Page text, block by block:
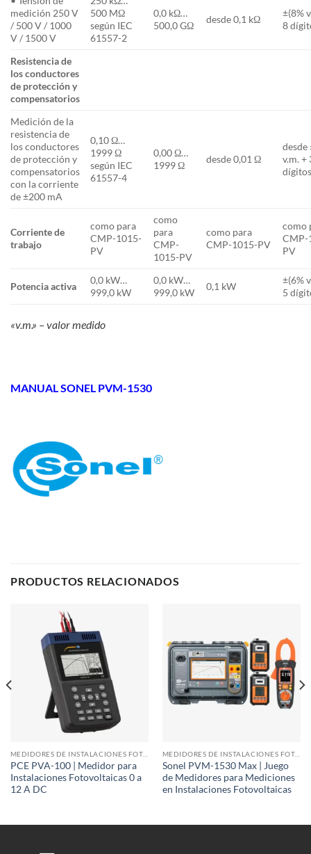
medición 250 V
/ 500 V / 1000
V / 1500 V
500 MΩ
según IEC
61557-2
0,0 kΩ…
500,0 GΩ
desde 0,1 kΩ
±(8%
8
Resistencia de
los conductores
de protección y
compensatorios
Medición de la
resistencia de
los conductores
de protección y
compensatorios
con la corriente
de ±200 mA
0,10 Ω…
1999 Ω
según IEC
61557-4
0,00 Ω…
1999 Ω
desde 0,01 Ω
desde
v.m. +
Corriente de
trabajo
como para
CMP-1015-
PV
como
para
CMP-
1015-PV
como para
CMP-1015-PV
como
CMP-
PV
Potencia activa
0,0 kW…
999,0 kW
0,0 kW…
999,0 kW
0,1 kW
±(6%
5
«v.m.» – valor medido
MANUAL SONEL PVM-1530
PRODUCTOS RELACIONADOS
PCE PVA-100 | Medidor para
Instalaciones Fotovoltaicas 0 a
12 A DC
Sonel PVM-1530 Max | Juego
de Medidores para Mediciones
en Instalaciones Fotovoltaicas